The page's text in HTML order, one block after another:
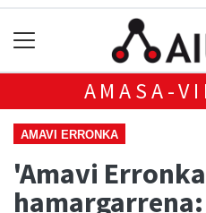
AMASA-
AMAVI ERRONKA
'Amavi